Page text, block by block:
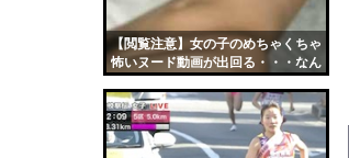
【閲覧注意】女の子のめちゃくちゃ
怖いヌード動画が出回る・・・なん